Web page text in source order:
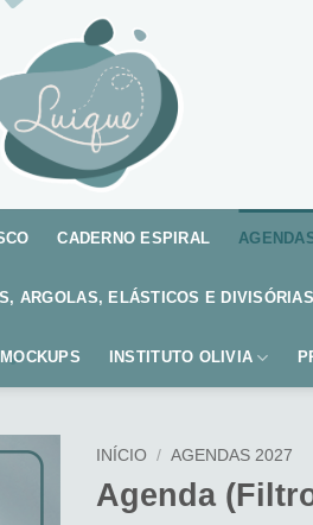
CADERNO ESPIRAL
ARGOLAS, ELÁSTICOS E DIVISÓRIAS
MOCKUPS INSTITUTO OLIVIA
INÍCIO / AGENDAS 2027
Agenda